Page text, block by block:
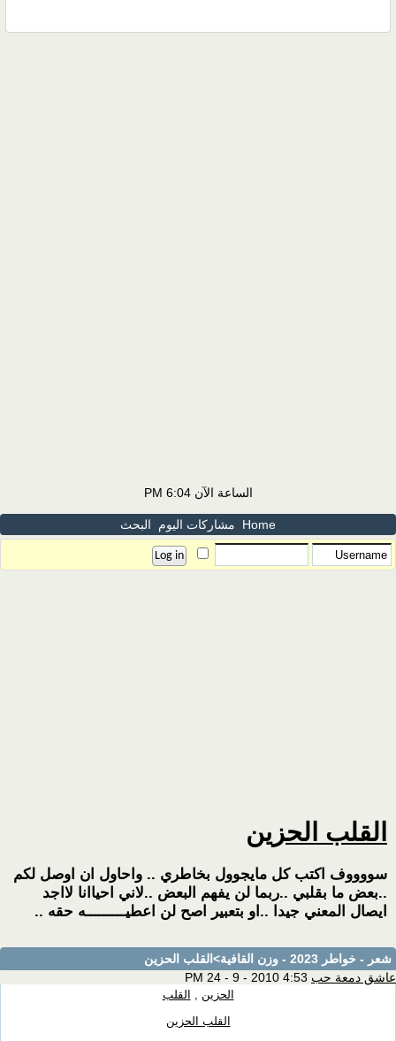
الساعة الآن6:04 PM
Home مشاركات اليوم البحث
القلب الحزين
سووووف اكتب كل مايجوول بخاطري .. واحاول ان اوصل لكم
..بعض ما بقلبي ..ربما لن يفهم البعض ..لاني احياانا لااجد
ايصال المعني جيدا ..او بتعبير اصح لن اعطيـــــــــه حقه ..
شعر - خواطر 2023 - وزن القافية
>القلب الحزين
عاشق دمعة حب
الحزين , القلب
القلب الحزين